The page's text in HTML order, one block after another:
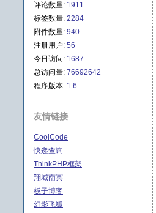
评论数量: 1911
标签数量: 2284
附件数量: 940
注册用户: 56
今日访问: 1687
总访问量: 76692642
程序版本: 1.6
友情链接
CoolCode
快递查询
ThinkPHP框架
翔域南冥
板子博客
幻影飞狐